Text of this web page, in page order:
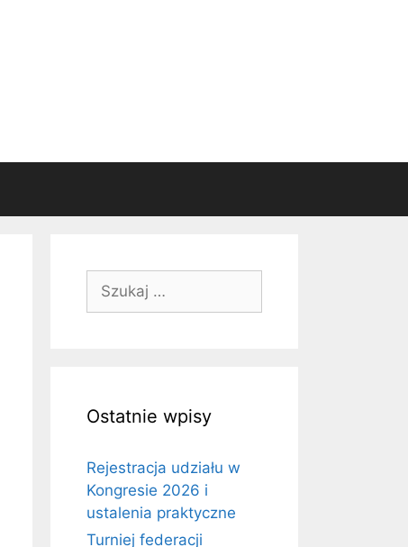
Ostatnie wpisy
Rejestracja udziału w
Kongresie 2026 i
ustalenia praktyczne
Turniej federacji